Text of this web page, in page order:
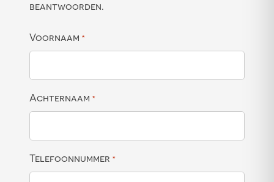
beantwoorden.
Voornaam *
Achternaam *
Telefoonnummer *